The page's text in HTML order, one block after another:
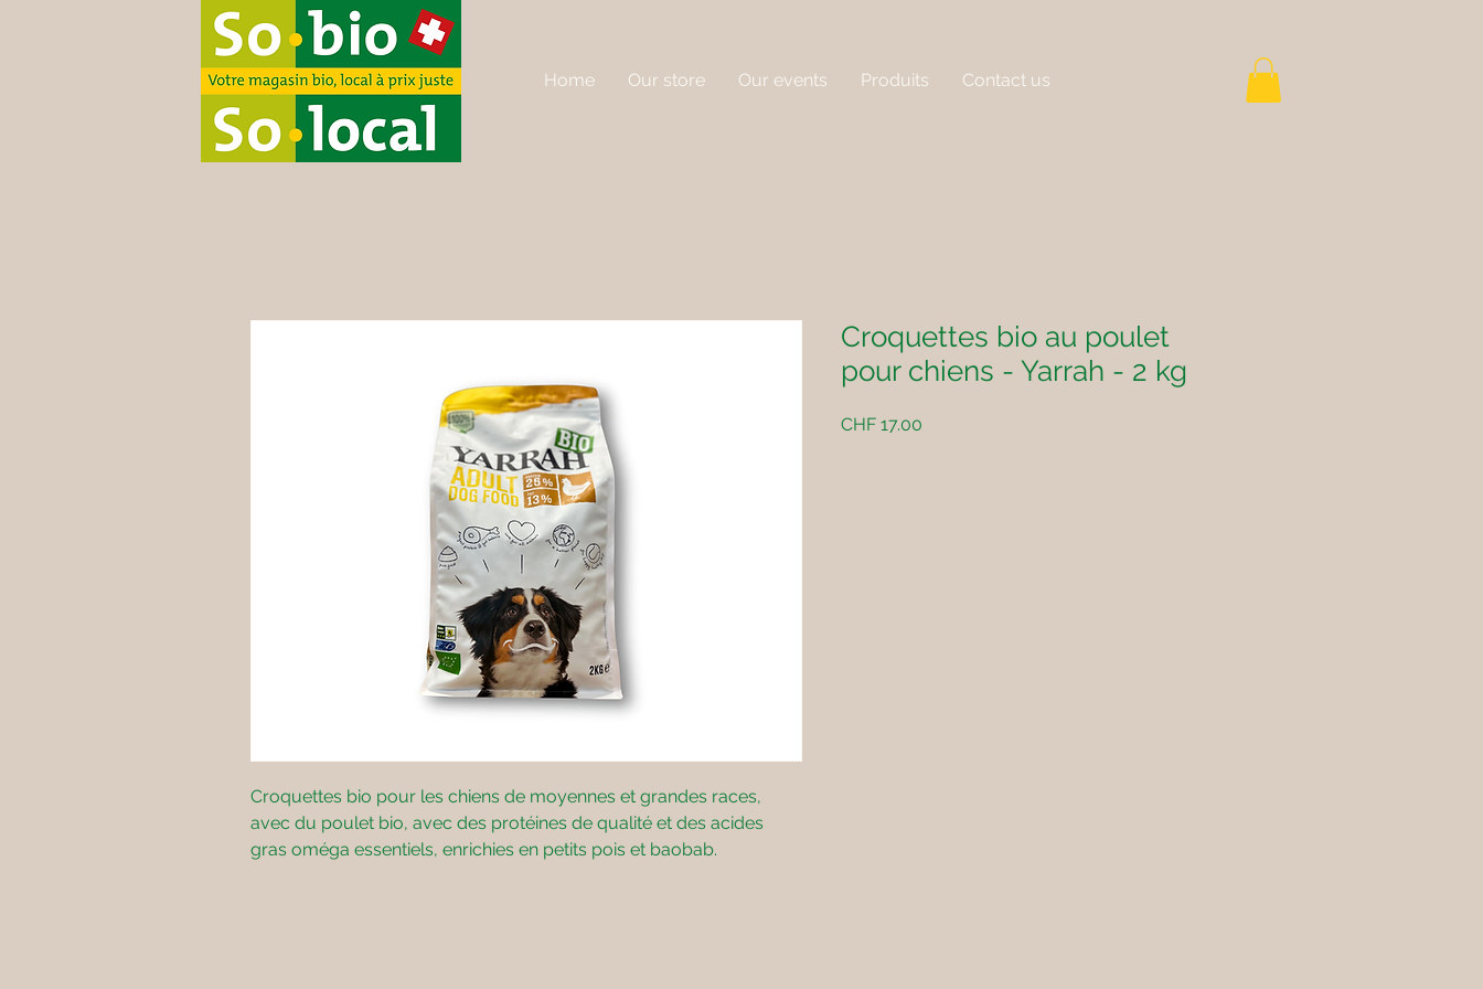
Home Our store Our events Produits Contact us
Croquettes bio pour les chiens de moyennes et grandes races,
avec du poulet bio, avec des protéines de qualité et des acides
gras oméga essentiels, enrichies en petits pois et baobab.
Croquettes bio au poulet
pour chiens - Yarrah - 2 kg
CHF 17.00